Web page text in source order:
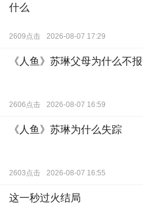
什么
2609点击 2026-08-07 17:29
《人鱼》苏琳父母为什么不
2606点击 2026-08-07 16:59
《人鱼》苏琳为什么失踪
2603点击 2026-08-07 16:55
这一秒过火结局